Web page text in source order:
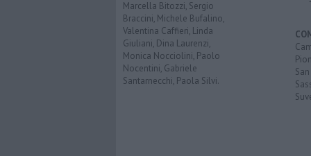
Marcella Bitozzi, Sergio
Braccini, Michele Bufalino,
Valentina Caffieri, Linda
Giuliani, Dina Laurenzi,
Monica Nocciolini, Paolo
Nocentini, Gabriele
Santarnecchi, Paola Silvi.